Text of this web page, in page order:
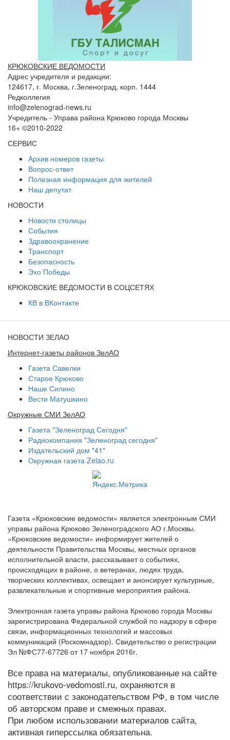
КРЮКОВСКИЕ ВЕДОМОСТИ
Адрес учредителя и редакции:
124617, г. Москва, г.Зеленоград, корп. 1444
Редколлегия
info@zelenograd-news.ru
Учредитель - Управа района Крюково города Москвы
16+ ©2010-2022
СЕРВИС
Архив номеров газеты
Вопрос-ответ
Полезная информация для жителей
Наш депутат
НОВОСТИ
Новости столицы
События
Здравоохранение
Транспорт
Безопасность
Эхо Победы
КРЮКОВСКИЕ ВЕДОМОСТИ В СОЦСЕТЯХ
КВ в ВКонтакте
НОВОСТИ ЗЕЛАО
Интернет-газеты районов ЗелАО
Газета Савелки
Старое Крюково
Наше Силино
Вести Матушкино
Окружные СМИ ЗелАО
Газета "Зеленоград Сегодня"
Радиокомпания "Зеленоград сегодня"
Издательский дом "41"
Окружная газета Zelao.ru
Газета «Крюковские ведомости» является электронным СМИ
управы района Крюково Зеленоградского АО г.Москвы.
«Крюковские ведомости» информирует жителей о
деятельности Правительства Москвы, местных органов
исполнительной власти, рассказывает о событиях,
происходящих в районе, о ветеранах, людях труда,
творческих коллективах, освещает и анонсирует культурные,
развлекательные и спортивные мероприятия района.
Электронная газета управы района Крюково города Москвы
зарегистрирована Федеральной службой по надзору в сфере
связи, информационных технологий и массовых
коммуникаций (Роскомнадзор). Свидетельство о регистрации
Эл №ФС77-67726 от 17 ноября 2016г.
Все права на материалы, опубликованные на сайте
https://krukovo-vedomosti.ru, охраняются в
соответствии с законодательством РФ, в том числе
об авторском праве и смежных правах.
При любом использовании материалов сайта,
активная гиперссылка обязательна.